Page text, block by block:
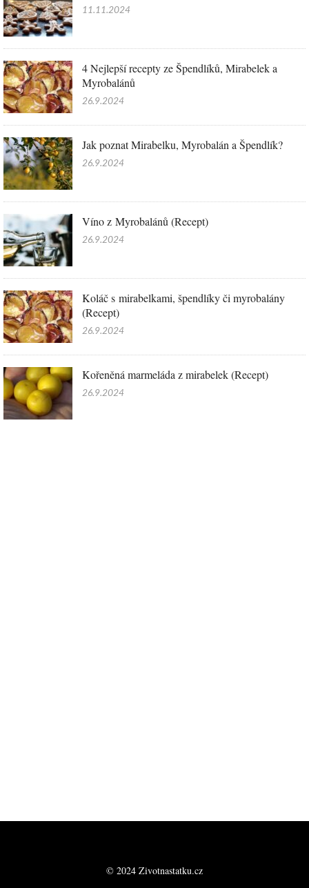
11.11.2024
4 Nejlepší recepty ze Špendlíků, Mirabelek a
Myrobalánů
26.9.2024
Jak poznat Mirabelku, Myrobalán a Špendlík?
26.9.2024
Víno z Myrobalánů (Recept)
26.9.2024
Koláč s mirabelkami, špendlíky či myrobalány
(Recept)
26.9.2024
Kořeněná marmeláda z mirabelek (Recept)
26.9.2024
© 2024 Zivotnastatku.cz